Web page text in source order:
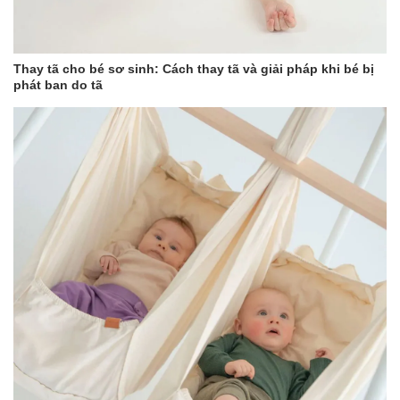
thước to nhỏ khác nhau.
Hệ thống làm khô tuần hoàn không khí nóng, nhanh chóng
người lớn tuổi cũng có thể dễ dàng sử dụng, thao tác.
Công dụng máy tiệt trùng sấy
khô và đun nước đa năng
Moaz BéBé MB – 046
Tiệt trùng, sấy khô bình sữa bằng công nghệ hơi nước
Đun sôi nước, khử CLO giúp nước tinh khiết hơn
Giữ nhiệt độ nước suốt 48 giờ theo nhiệt độ cài đặt thuận
tiện pha sữa
Hâm sữa
Hầm và hâm nóng đồ ăn
Thay tã cho bé sơ sinh: Cách thay tã và giải pháp khi bé bị
phát ban do tã